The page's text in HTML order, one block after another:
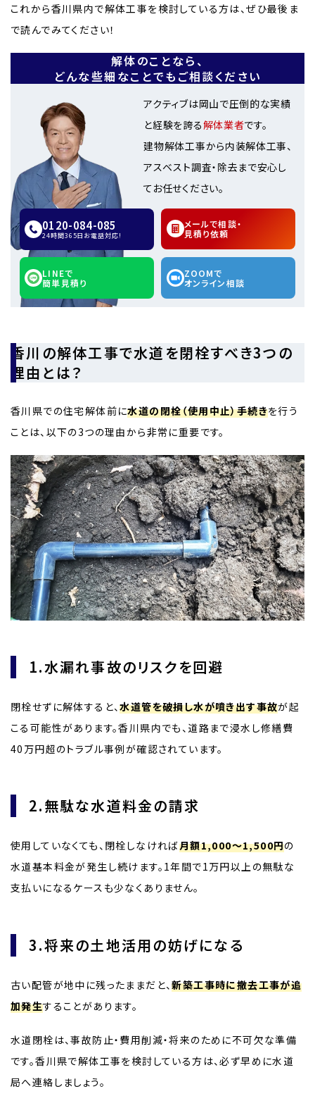
これから香川県内で解体工事を検討している方は、ぜひ最後ま
で読んでみてください！
解体のことなら、
どんな些細なことでもご相談ください
アクティブは岡山で圧倒的な実績
と経験を誇る解体業者です。
建物解体工事から内装解体工事、
アスベスト調査・除去まで安心し
てお任せください。
0120-084-085
24時間365日お電話対応!
メールで相談・
見積り依頼
LINEで
簡単見積り
ZOOMで
オンライン相談
香川の解体工事で水道を閉栓すべき3つの
理由とは？
香川県での住宅解体前に水道の閉栓（使用中止）手続きを行う
ことは、以下の3つの理由から非常に重要です。
1.水漏れ事故のリスクを回避
閉栓せずに解体すると、水道管を破損し水が噴き出す事故が起
こる可能性があります。香川県内でも、道路まで浸水し修繕費
40万円超のトラブル事例が確認されています。
2.無駄な水道料金の請求
使用していなくても、閉栓しなければ月額1,000～1,500円の
水道基本料金が発生し続けます。1年間で1万円以上の無駄な
支払いになるケースも少なくありません。
3.将来の土地活用の妨げになる
古い配管が地中に残ったままだと、新築工事時に撤去工事が追
加発生することがあります。
水道閉栓は、事故防止・費用削減・将来のために不可欠な準備
です。香川県で解体工事を検討している方は、必ず早めに水道
局へ連絡しましょう。